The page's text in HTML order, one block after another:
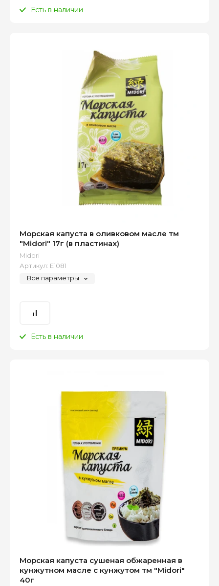
Есть в наличии
Морская капуста в оливковом масле тм
"Midori" 17г (в пластинах)
Midori
Артикул: Е1081
Все параметры
Есть в наличии
Морская капуста сушеная обжаренная в
кунжутном масле с кунжутом тм "Midori"
40г